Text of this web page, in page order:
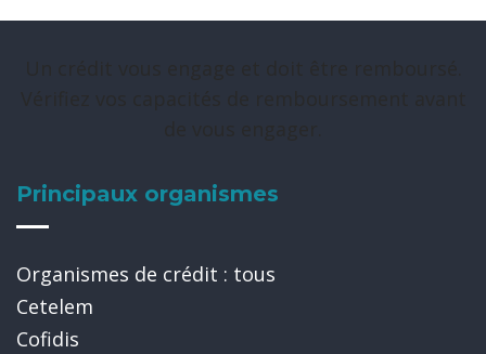
Principaux organismes
Organismes de crédit : tous
Cetelem
Cofidis